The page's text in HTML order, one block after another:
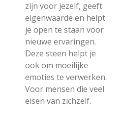
zijn voor jezelf, geeft
eigenwaarde en helpt
je open te staan voor
nieuwe ervaringen.
Deze steen helpt je
ook om moeilijke
emoties te verwerken.
Voor mensen die veel
eisen van zichzelf.